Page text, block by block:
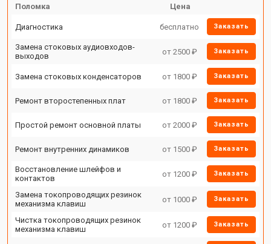
Поломка Цена
Диагностика бесплатно Заказать
Замена стоковых аудиовходов-
выходов
от 2500 ₽ Заказать
Замена стоковых конденсаторов от 1800 ₽ Заказать
Ремонт второстепенных плат от 1800 ₽ Заказать
Простой ремонт основной платы от 2000 ₽ Заказать
Ремонт внутренних динамиков от 1500 ₽ Заказать
Восстановление шлейфов и
контактов
от 1200 ₽ Заказать
Замена токопроводящих резинок
механизма клавиш
от 1000 ₽ Заказать
Чистка токопроводящих резинок
механизма клавиш
от 1200 ₽ Заказать